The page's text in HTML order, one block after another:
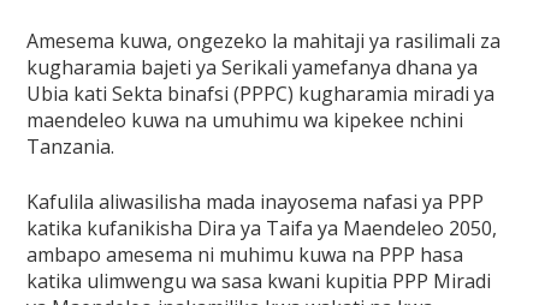
Amesema kuwa, ongezeko la mahitaji ya rasilimali za
kugharamia bajeti ya Serikali yamefanya dhana ya
Ubia kati Sekta binafsi (PPPC) kugharamia miradi ya
maendeleo kuwa na umuhimu wa kipekee nchini
Tanzania.
Kafulila aliwasilisha mada inayosema nafasi ya PPP
katika kufanikisha Dira ya Taifa ya Maendeleo 2050,
ambapo amesema ni muhimu kuwa na PPP hasa
katika ulimwengu wa sasa kwani kupitia PPP Miradi